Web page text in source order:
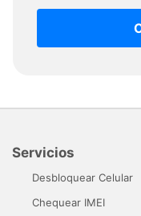
Servicios
Desbloquear Celular
Chequear IMEI